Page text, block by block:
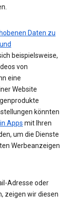
Daten zu
beispielsweise,
von
eine
Website
könnten
Apps mit Ihren
um die Dienste
Werbeanzeigen
Adresse oder
zeigen wir diesen